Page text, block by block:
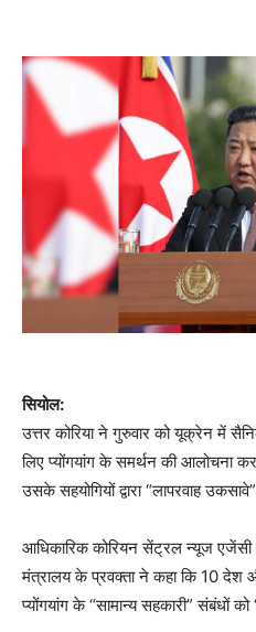
सियोल:
उत्तर कोरिया ने गुरुवार को यूक्रेन में
लिए प्योंगयांग के समर्थन की आलोचना
उसके सहयोगियों द्वारा “लापरवाह
आधिकारिक कोरियन सेंट्रल न्यूज एजेंसी
मंत्रालय के प्रवक्ता ने कहा कि 10 देश
प्योंगयांग के “सामान्य सहकारी” संबंधों